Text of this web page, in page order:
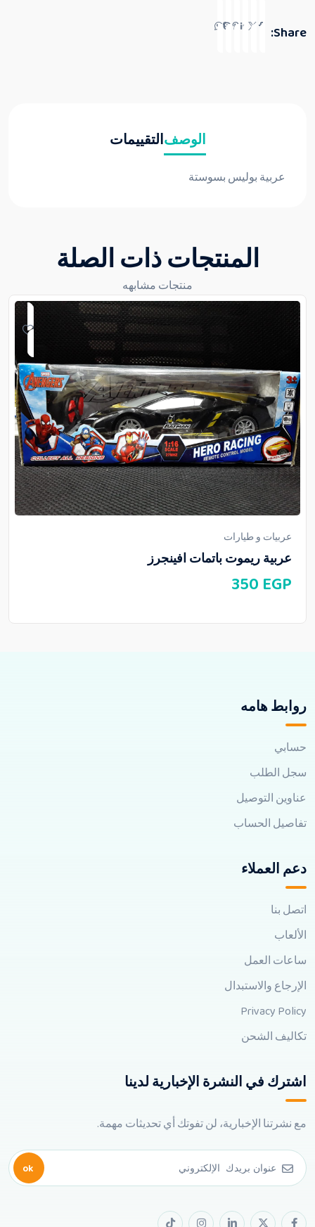
Share:
الوصفالتقييمات
عربية بوليس بسوستة
المنتجات ذات الصلة
منتجات مشابهه
عربيات و طيارات
عربية ريموت باتمات افينجرز
350 EGP
روابط هامه
حسابي
سجل الطلب
عناوين التوصيل
تفاصيل الحساب
دعم العملاء
اتصل بنا
الألعاب
ساعات العمل
الإرجاع والاستبدال
Privacy Policy
تكاليف الشحن
اشترك في النشرة الإخبارية لدينا
مع نشرتنا الإخبارية، لن تفوتك أي تحديثات مهمة.
ok